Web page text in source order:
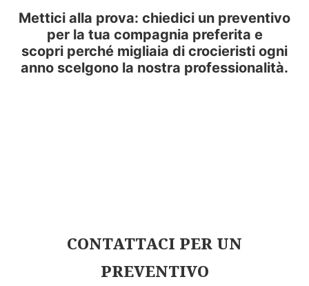
Mettici alla prova: chiedici un preventivo
per la tua compagnia preferita e
scopri perché migliaia di crocieristi ogni
anno scelgono la nostra professionalità.
CONTATTACI PER UN
PREVENTIVO